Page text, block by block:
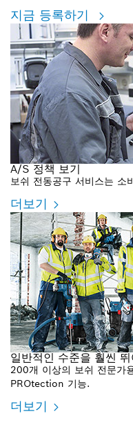
지금 등록하기
A/S 정책 보기
보쉬 전동공구 서비스는 소
더보기
일반적인 수준을 훨씬
200개 이상의 보쉬 전문가
PROtection 기능.
더보기